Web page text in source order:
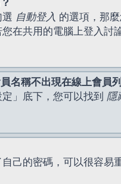
自動登入 的選項，那
在共用的電腦上登入
名稱不出現在線上會員
」底下，您可以找到 隱
己的密碼，可以很容易